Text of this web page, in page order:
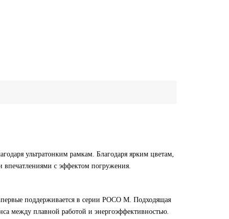
ультратонким рамкам. Благодаря ярким цветам,
с эффектом погружения.
поддерживается в серии POCO M. Подходящая
между плавной работой и энергоэффективностью.